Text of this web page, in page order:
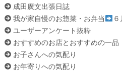
成田廣文出張日誌
我が家自慢のお惣菜・お弁当
ユーザーアンケート抜粋
おすすめのお店とおすすめの一品
お子さんへの気配り
お年寄りへの気配り